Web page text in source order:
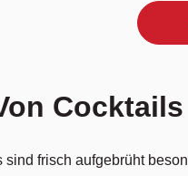
sind frisch aufgebrüht